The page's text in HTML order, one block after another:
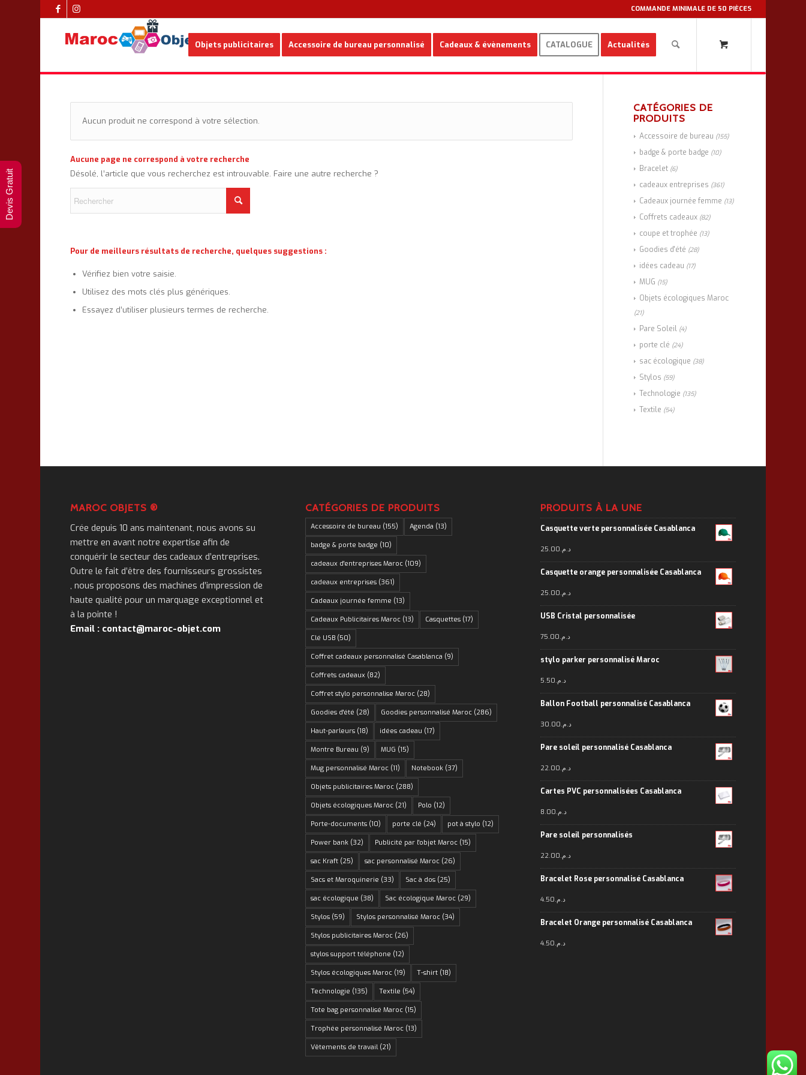
COMMANDE MINIMALE DE 50 PIÈCES
Objets publicitaires Accessoire de bureau personnalisé Cadeaux & évènements CATALOGUE Actualités
Aucun produit ne correspond à votre sélection.
Aucune page ne correspond à votre recherche
Désolé, l’article que vous recherchez est introuvable. Faire une autre recherche ?
Pour de meilleurs résultats de recherche, quelques suggestions :
Vérifiez bien votre saisie.
Utilisez des mots clés plus génériques.
Essayez d’utiliser plusieurs termes de recherche.
CATÉGORIES DE
PRODUITS
Accessoire de bureau (155)
badge & porte badge (10)
Bracelet (6)
cadeaux entreprises (361)
Cadeaux journée femme (13)
Coffrets cadeaux (82)
coupe et trophée (13)
Goodies d'été (28)
idées cadeau (17)
MUG (15)
Objets écologiques Maroc
(21)
Pare Soleil (4)
porte clé (24)
sac écologique (38)
Stylos (59)
Technologie (135)
Textile (54)
MAROC OBJETS ®
Crée depuis 10 ans maintenant, nous avons su
mettre en avant notre expertise afin de
conquérir le secteur des cadeaux d’entreprises.
Outre le fait d’être des fournisseurs grossistes
, nous proposons des machines d’impression de
haute qualité pour un marquage exceptionnel et
à la pointe !
Email : contact@maroc-objet.com
CATÉGORIES DE PRODUITS
Accessoire de bureau (155) Agenda (13)
badge & porte badge (10)
cadeaux d'entreprises Maroc (109)
cadeaux entreprises (361)
Cadeaux journée femme (13)
Cadeaux Publicitaires Maroc (13) Casquettes (17)
Clé USB (50)
Coffret cadeaux personnalisé Casablanca (9)
Coffrets cadeaux (82)
Coffret stylo personnalise Maroc (28)
Goodies d'été (28) Goodies personnalisé Maroc (286)
Haut-parleurs (18) idées cadeau (17)
Montre Bureau (9) MUG (15)
Mug personnalisé Maroc (11) Notebook (37)
Objets publicitaires Maroc (288)
Objets écologiques Maroc (21) Polo (12)
Porte-documents (10) porte clé (24) pot à stylo (12)
Power bank (32) Publicité par l'objet Maroc (15)
sac Kraft (25) sac personnalisé Maroc (26)
Sacs et Maroquinerie (33) Sac à dos (25)
sac écologique (38) Sac écologique Maroc (29)
Stylos (59) Stylos personnalisé Maroc (34)
Stylos publicitaires Maroc (26)
stylos support téléphone (12)
Stylos écologiques Maroc (19) T-shirt (18)
Technologie (135) Textile (54)
Tote bag personnalisé Maroc (15)
Trophée personnalisé Maroc (13)
Vêtements de travail(21)
PRODUITS À LA UNE
Casquette verte personnalisée Casablanca
د.م.25.00
Casquette orange personnalisée Casablanca
د.م.25.00
USB Cristal personnalisée
د.م.75.00
stylo parker personnalisé Maroc
د.م.5.50
Ballon Football personnalisé Casablanca
د.م.30.00
Pare soleil personnalisé Casablanca
د.م.22.00
Cartes PVC personnalisées Casablanca
د.م.8.00
Pare soleil personnalisés
د.م.22.00
Bracelet Rose personnalisé Casablanca
د.م.4.50
Bracelet Orange personnalisé Casablanca
د.م.4.50
Devis Gratuit